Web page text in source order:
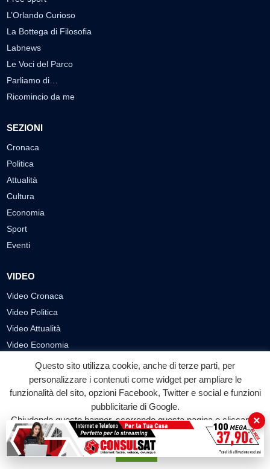
L’Orlando Curioso
La Bottega di Filosofia
Labnews
Le Voci del Parco
Parliamo di…
Ricomincio da me
SEZIONI
Cronaca
Politica
Attualità
Cultura
Economia
Sport
Eventi
VIDEO
Video Cronaca
Video Politica
Video Attualità
Video Economia
Video Cultura
Video Sport
Video Tecnologie
Video
PUBBLICITÀ
Questo sito utilizza cookie, anche di terze parti, per
personalizzare i contenuti come widget per ampliare le
funzionalità del sito, opzioni Facebook, Twitter e social e funzioni
pubblicitarie di Google.
Chiudendo questo banner, scorrendo questa pagina o cliccando
su qualunque suo elemento acconsenti all'uso dei cookie.
Accetta
×